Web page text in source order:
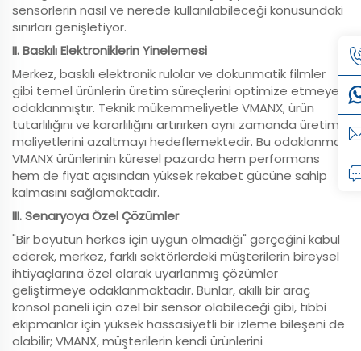
sensörlerin nasıl ve nerede kullanılabileceği konusundaki
sınırları genişletiyor.
II. Baskılı Elektroniklerin Yinelemesi
Merkez, baskılı elektronik rulolar ve dokunmatik filmler
gibi temel ürünlerin üretim süreçlerini optimize etmeye
odaklanmıştır. Teknik mükemmeliyetle VMANX, ürün
tutarlılığını ve kararlılığını artırırken aynı zamanda üretim
maliyetlerini azaltmayı hedeflemektedir. Bu odaklanma,
VMANX ürünlerinin küresel pazarda hem performans
hem de fiyat açısından yüksek rekabet gücüne sahip
kalmasını sağlamaktadır.
III. Senaryoya Özel Çözümler
"Bir boyutun herkes için uygun olmadığı" gerçeğini kabul
ederek, merkez, farklı sektörlerdeki müşterilerin bireysel
ihtiyaçlarına özel olarak uyarlanmış çözümler
geliştirmeye odaklanmaktadır. Bunlar, akıllı bir araç
konsol paneli için özel bir sensör olabileceği gibi, tıbbi
ekipmanlar için yüksek hassasiyetli bir izleme bileşeni de
olabilir; VMANX, müşterilerin kendi ürünlerini